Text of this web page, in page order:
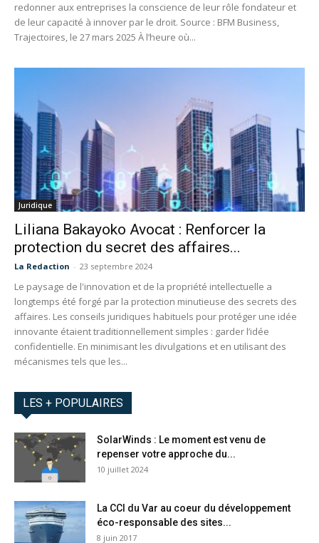
redonner aux entreprises la conscience de leur rôle fondateur et
de leur capacité à innover par le droit. Source : BFM Business,
Trajectoires, le 27 mars 2025 À l’heure où...
Juridique
Liliana Bakayoko Avocat : Renforcer la
protection du secret des affaires...
La Redaction - 23 septembre 2024
Le paysage de l'innovation et de la propriété intellectuelle a
longtemps été forgé par la protection minutieuse des secrets des
affaires. Les conseils juridiques habituels pour protéger une idée
innovante étaient traditionnellement simples : garder l’idée
confidentielle. En minimisant les divulgations et en utilisant des
mécanismes tels que les...
LES + POPULAIRES
SolarWinds : Le moment est venu de
repenser votre approche du...
10 juillet 2024
La CCI du Var au coeur du développement
éco-responsable des sites...
8 juin 2017